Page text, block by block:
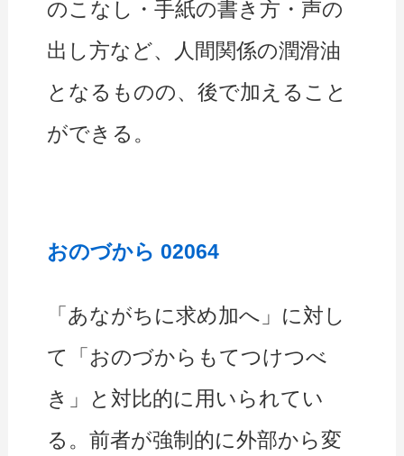
のこなし・手紙の書き方・声の
出し方など、人間関係の潤滑油
となるものの、後で加えること
ができる。
おのづから 02064
「あながちに求め加へ」に対し
て「おのづからもてつけつべ
き」と対比的に用いられてい
る。前者が強制的に外部から変